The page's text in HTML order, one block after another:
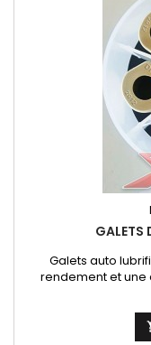
GALETS
Galets auto
rendement et une